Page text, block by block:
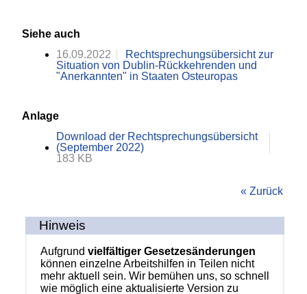
Siehe auch
16.09.2022
Rechtsprechungsübersicht zur
Situation von Dublin-Rückkehrenden und
"Anerkannten" in Staaten Osteuropas
Anlage
Download der Rechtsprechungsübersicht
(September 2022)
183 KB
« Zurück
Hinweis
Aufgrund vielfältiger Gesetzesänderungen
können einzelne Arbeitshilfen in Teilen nicht
mehr aktuell sein. Wir bemühen uns, so schnell
wie möglich eine aktualisierte Version zu